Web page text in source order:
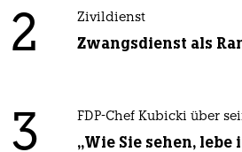
2 Zivildienst
Zwangsdienst als
3 FDP-Chef Kubicki über
„Wie Sie sehen, lebe